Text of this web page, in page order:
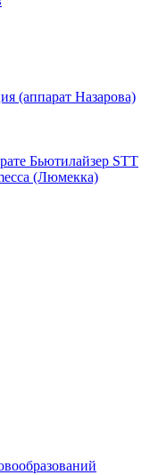
(аппарат Назарова)
Бьютилайзер STT
(Люмекка)